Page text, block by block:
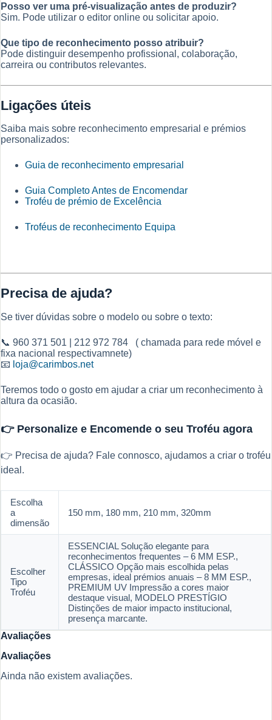
Posso ver uma pré-visualização antes de produzir?
Sim. Pode utilizar o editor online ou solicitar apoio.
Que tipo de reconhecimento posso atribuir?
Pode distinguir desempenho profissional, colaboração,
carreira ou contributos relevantes.
Ligações úteis
Saiba mais sobre reconhecimento empresarial e prémios
personalizados:
Guia de reconhecimento empresarial
Guia Completo Antes de Encomendar
Troféu de prémio de Excelência
Troféus de reconhecimento Equipa
Precisa de ajuda?
Se tiver dúvidas sobre o modelo ou sobre o texto:
📞 960 371 501 | 212 972 784 ( chamada para rede móvel e
fixa nacional respectivamnete)
📧 loja@carimbos.net
Teremos todo o gosto em ajudar a criar um reconhecimento à
altura da ocasião.
👉 Personalize e Encomende o seu Troféu agora
👉 Precisa de ajuda? Fale connosco, ajudamos a criar o troféu
ideal.
Escolha
a
dimensão
150 mm, 180 mm, 210 mm, 320mm
Escolher
Tipo
Troféu
ESSENCIAL Solução elegante para
reconhecimentos frequentes – 6 MM ESP.,
CLÁSSICO Opção mais escolhida pelas
empresas, ideal prémios anuais – 8 MM ESP.,
PREMIUM UV Impressão a cores maior
destaque visual, MODELO PRESTÍGIO
Distinções de maior impacto institucional,
presença marcante.
Avaliações
Avaliações
Ainda não existem avaliações.